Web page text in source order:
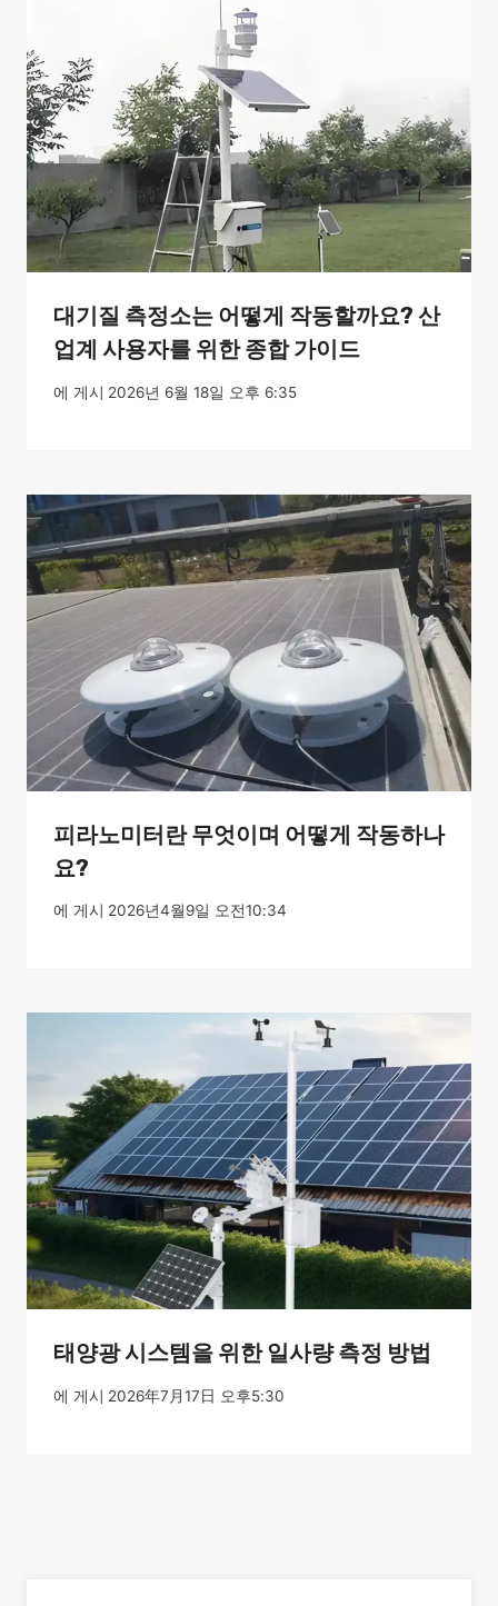
대기질 측정소는 어떻게 작동할까요? 산
업계 사용자를 위한 종합 가이드
에 게시 2026년 6월 18일 오후 6:35
피라노미터란 무엇이며 어떻게 작동하나
요?
에 게시 2026년4월9일 오전10:34
태양광 시스템을 위한 일사량 측정 방법
에 게시 2026年7月17日 오후5:30